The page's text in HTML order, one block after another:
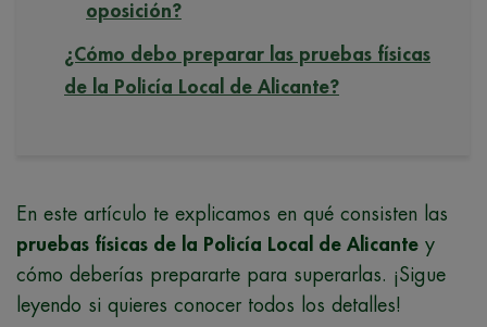
oposición?
¿Cómo debo preparar las pruebas físicas
de la Policía Local de Alicante?
En este artículo te explicamos en qué consisten las
pruebas físicas de la Policía Local de Alicante y
cómo deberías prepararte para superarlas. ¡Sigue
leyendo si quieres conocer todos los detalles!